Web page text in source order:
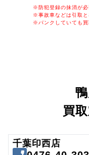
※防犯登録の抹消が必
※事故車などは引取と
※パンクしていても買
買
千葉印西店